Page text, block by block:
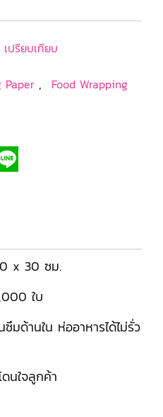
เปรียบเทียบ
Paper ,
Food Wrapping
x 30 ซม.
ใบ
มด้านใน ห่ออาหารได้ไม่รั่ว
นใจลูกค้า